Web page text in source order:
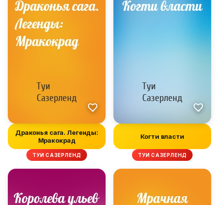
Драконья сага. Легенды:
Мракокрад
ТУИ САЗЕРЛЕНД
Когти власти
ТУИ САЗЕРЛЕНД